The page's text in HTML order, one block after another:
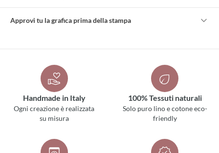
Approvi tu la grafica prima della stampa
Handmade in Italy
Ogni creazione è realizzata
su misura
100% Tessuti naturali
Solo puro lino e cotone eco-
friendly